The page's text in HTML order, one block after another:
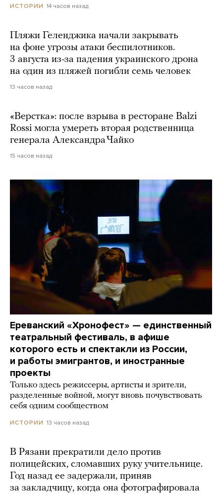
ИСТОРИИ 14 часов назад
Пляжи Геленджика начали закрывать
на фоне угрозы атаки беспилотников.
3 августа из-за падения украинского дрона
на один из пляжей погибли семь человек
13 часов назад
«Верстка»: после взрыва в ресторане Balzi
Rossi могла умереть вторая родственница
генерала Александра Чайко
15 часов назад
Ереванский «Хронофест» — единственный
театральный фестиваль, в афише
которого есть и спектакли из России,
и работы эмигрантов, и иностранные
проекты
Только здесь режиссеры, артисты и зрители,
разделенные войной, могут вновь почувствовать
себя одним сообществом
ИСТОРИИ 13 часов назад
В Рязани прекратили дело против
полицейских, сломавших руку учительнице.
Год назад ее задержали, приняв
за закладчицу, когда она фотографировала